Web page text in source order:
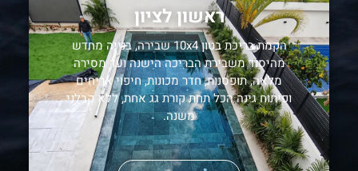
ראשון לציון
הקמת בריכת בטון 10x4 שבירה, בנייה מחדש
מהיסוד משבירת הבריכה הישנה ועד מסירה
מלאה, תופסנות, חדר מכונות, חיפוי אריחים
ופיתוח גינה הכל תחת קורת גג אחת, ללא קבלני
משנה.